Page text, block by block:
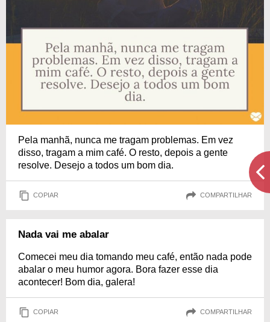
Pela manhã, nunca me tragam problemas. Em vez
disso, tragam a mim café. O resto, depois a gente
resolve. Desejo a todos um bom dia.
COPIAR COMPARTILHAR
Nada vai me abalar
Comecei meu dia tomando meu café, então nada pode
abalar o meu humor agora. Bora fazer esse dia
acontecer! Bom dia, galera!
COPIAR COMPARTILHAR